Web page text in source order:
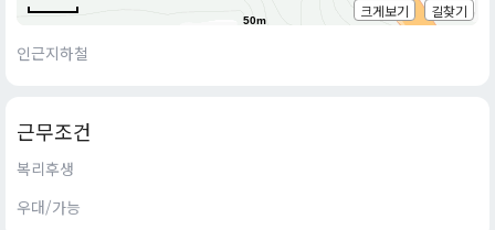
50m
크게보기 길찾기
인근지하철
근무조건
복리후생
우대/가능